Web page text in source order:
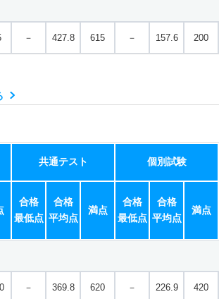
－ 427.8 615 － 157.6 200
共通テスト 個別試験
合格
最低点
合格
平均点
満点
合格
最低点
合格
平均点
満点
－ 369.8 620 － 226.9 420